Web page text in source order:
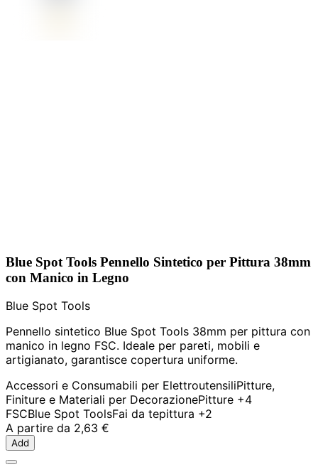
Blue Spot Tools Pennello Sintetico per Pittura 38mm
con Manico in Legno
Blue Spot Tools
Pennello sintetico Blue Spot Tools 38mm per pittura con
manico in legno FSC. Ideale per pareti, mobili e
artigianato, garantisce copertura uniforme.
Accessori e Consumabili per ElettroutensiliPitture,
Finiture e Materiali per DecorazionePitture +4
FSCBlue Spot ToolsFai da tepittura +2
A partire da 2,63 €
Add